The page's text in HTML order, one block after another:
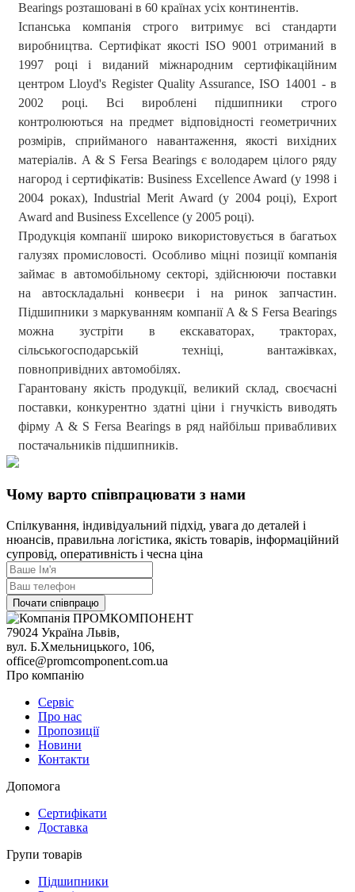
Bearings розташовані в 60 країнах усіх континентів.
Іспанська компанія строго витримує всі стандарти
виробництва. Сертифікат якості ISO 9001 отриманий в
1997 році і виданий міжнародним сертифікаційним
центром Lloyd's Register Quality Assurance, ISO 14001 - в
2002 році. Всі вироблені підшипники строго
контролюються на предмет відповідності геометричних
розмірів, сприйманого навантаження, якості вихідних
матеріалів. A & S Fersa Bearings є володарем цілого ряду
нагород і сертифікатів: Business Excellence Award (у 1998 і
2004 роках), Industrial Merit Award (у 2004 році), Export
Award and Business Excellence (у 2005 році).
Продукція компанії широко використовується в багатьох
галузях промисловості. Особливо міцні позиції компанія
займає в автомобільному секторі, здійснюючи поставки
на автоскладальні конвеєри і на ринок запчастин.
Підшипники з маркуванням компанії A & S Fersa Bearings
можна зустріти в екскаваторах, тракторах,
сільськогосподарській техніці, вантажівках,
повнопривідних автомобілях.
Гарантовану якість продукції, великий склад, своєчасні
поставки, конкурентно здатні ціни і гнучкість виводять
фірму A & S Fersa Bearings в ряд найбільш привабливих
постачальників підшипників.
Чому варто співпрацювати з нами
Спілкування, індивідуальний підхід, увага до деталей і
нюансів, правильна логістика, якість товарів, інформаційний
супровід, оперативність і чесна ціна
Почати співпрацю
79024 Україна Львів,
вул. Б.Хмельницького, 106,
office@promcomponent.com.ua
Про компанію
Сервіс
Про нас
Пропозиції
Новини
Контакти
Допомога
Сертифікати
Доставка
Групи товарів
Підшипники